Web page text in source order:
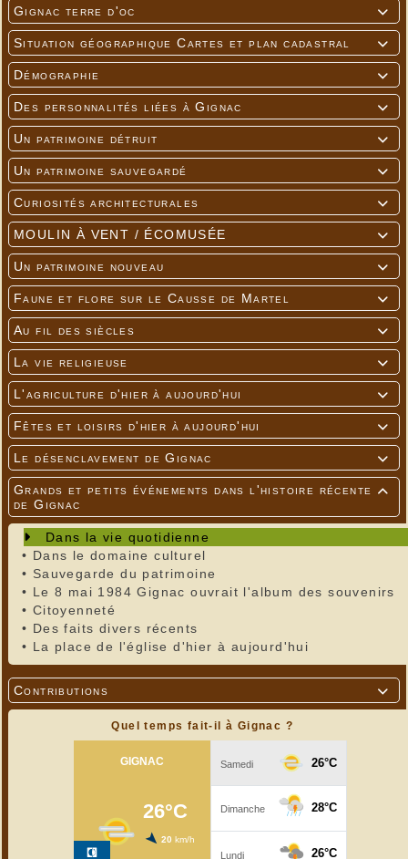

Gignac terre d'oc

Situation géographique Cartes et plan cadastral

Démographie

Des personnalités liées à Gignac

Un patrimoine détruit

Un patrimoine sauvegardé

Curiosités architecturales

MOULIN À VENT / ÉCOMUSÉE

Un patrimoine nouveau

Faune et flore sur le Causse de Martel

Au fil des siècles

La vie religieuse

L'agriculture d'hier à aujourd'hui

Fêtes et loisirs d'hier à aujourd'hui

Le désenclavement de Gignac

Grands et petits événements dans l'histoire récente
de Gignac
Dans la vie quotidienne
• Dans le domaine culturel
• Sauvegarde du patrimoine
• Le 8 mai 1984 Gignac ouvrait l'album des souvenirs
• Citoyenneté
• Des faits divers récents
• La place de l'église d'hier à aujourd'hui

Contributions
Quel temps fait-il à Gignac ?